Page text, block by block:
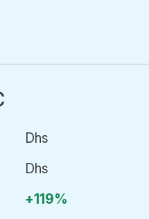
Dhs
Dhs
+119%